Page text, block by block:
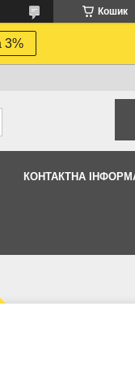
Кошик
3%
КОНТАКТНА